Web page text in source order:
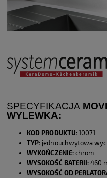
SPECYFIKACJA
WYLEWKA:
KOD PRODUKTU: 10071
TYP: jednouchwytowa
WYKOŃCZENIE: chrom
WYSOKOŚĆ BATERII: 460
WYSOKOŚĆ OD